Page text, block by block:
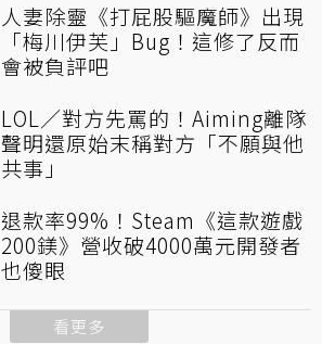
人妻除靈《打屁股驅魔師》出現
「梅川伊芙」Bug！這修了反而
會被負評吧
LOL／對方先罵的！Aiming離隊
聲明還原始末稱對方「不願與他
共事」
退款率99%！Steam《這款遊戲
200鎂》營收破4000萬元開發者
也傻眼
看更多